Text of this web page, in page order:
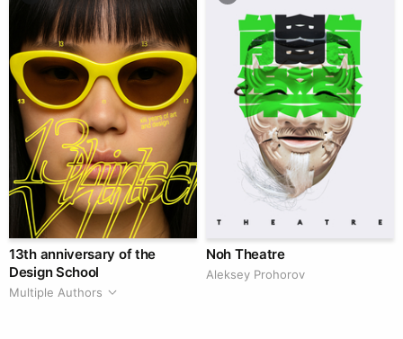
13th anniversary of the
Design School
Multiple Authors
Noh Theatre
Aleksey Prohorov